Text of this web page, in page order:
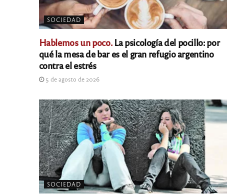
SOCIEDAD
Hablemos un poco.La psicología del pocillo: por
qué la mesa de bar es el gran refugio argentino
contra el estrés
5 de agosto de 2026
SOCIEDAD